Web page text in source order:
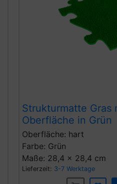
Strukturmatte Gras
Oberfläche in Grün
Oberfläche: hart
Farbe: Grün
Maße: 28,4 x 28,4 cm
Lieferzeit: 3-7 Werktage